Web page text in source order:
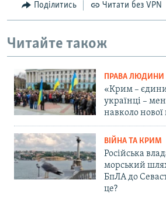
Поділитись Читати без VPN
Читайте також
ПРАВА ЛЮДИНИ
«Крим –
українці –
навколо нової
ВІЙНА ТА КРИМ
Російська
морський
БпЛА до
це?